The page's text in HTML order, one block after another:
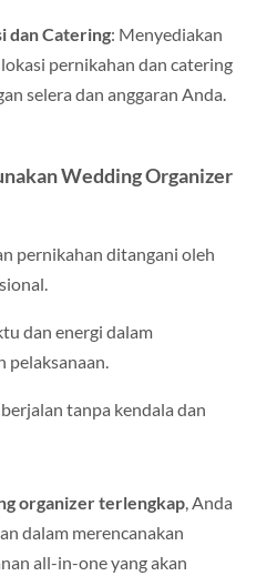
dan Catering: Menyediakan
pernikahan dan catering
selera dan anggaran Anda.
Wedding Organizer
pernikahan ditangani oleh
dan energi dalam
pelaksanaan.
tanpa kendala dan
organizer terlengkap, Anda
dalam merencanakan
all-in-one yang akan